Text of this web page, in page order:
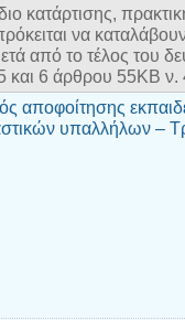
κατάρτισης,
να
από το τέλος του
και 6 άρθρου 55ΚΒ ν.
αποφοίτησης
υπαλλήλων